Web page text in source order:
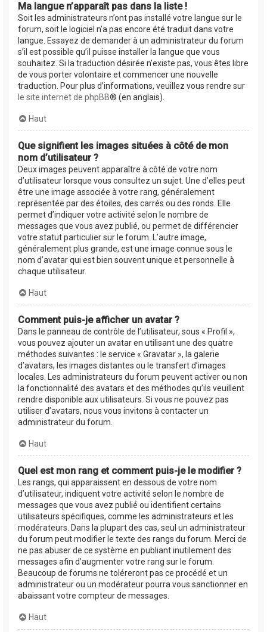
Ma langue n’apparaît pas dans la liste !
Soit les administrateurs n’ont pas installé votre langue sur le
forum, soit le logiciel n’a pas encore été traduit dans votre
langue. Essayez de demander à un administrateur du forum
s’il est possible qu’il puisse installer la langue que vous
souhaitez. Si la traduction désirée n’existe pas, vous êtes libre
de vous porter volontaire et commencer une nouvelle
traduction. Pour plus d’informations, veuillez vous rendre sur
le site internet de phpBB® (en anglais).
Haut
Que signifient les images situées à côté de mon
nom d’utilisateur ?
Deux images peuvent apparaître à côté de votre nom
d’utilisateur lorsque vous consultez un sujet. Une d’elles peut
être une image associée à votre rang, généralement
représentée par des étoiles, des carrés ou des ronds. Elle
permet d’indiquer votre activité selon le nombre de
messages que vous avez publié, ou permet de différencier
votre statut particulier sur le forum. L’autre image,
généralement plus grande, est une image connue sous le
nom d’avatar qui est bien souvent unique et personnelle à
chaque utilisateur.
Haut
Comment puis-je afficher un avatar ?
Dans le panneau de contrôle de l’utilisateur, sous « Profil »,
vous pouvez ajouter un avatar en utilisant une des quatre
méthodes suivantes : le service « Gravatar », la galerie
d’avatars, les images distantes ou le transfert d’images
locales. Les administrateurs du forum peuvent activer ou non
la fonctionnalité des avatars et des méthodes qu’ils veuillent
rendre disponible aux utilisateurs. Si vous ne pouvez pas
utiliser d’avatars, nous vous invitons à contacter un
administrateur du forum.
Haut
Quel est mon rang et comment puis-je le modifier ?
Les rangs, qui apparaissent en dessous de votre nom
d’utilisateur, indiquent votre activité selon le nombre de
messages que vous avez publié ou identifient certains
utilisateurs spécifiques, comme les administrateurs et les
modérateurs. Dans la plupart des cas, seul un administrateur
du forum peut modifier le texte des rangs du forum. Merci de
ne pas abuser de ce système en publiant inutilement des
messages afin d’augmenter votre rang sur le forum.
Beaucoup de forums ne toléreront pas ce procédé et un
administrateur ou un modérateur pourra vous sanctionner en
abaissant votre compteur de messages.
Haut